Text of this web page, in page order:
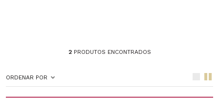
2PRODUTOS ENCONTRADOS
ORDENAR POR